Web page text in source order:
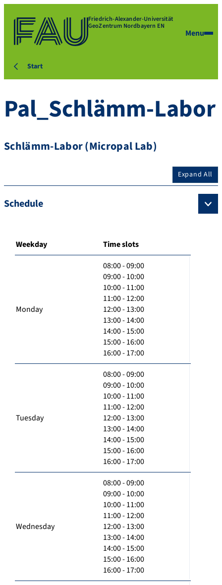
Friedrich-Alexander-Universität
GeoZentrum Nordbayern EN
Menu
Start
Pal_Schlämm-Labor
Schlämm-Labor (Micropal Lab)
Expand All
Schedule
Weekday Time slots
Monday
08:00 - 09:00
09:00 - 10:00
10:00 - 11:00
11:00 - 12:00
12:00 - 13:00
13:00 - 14:00
14:00 - 15:00
15:00 - 16:00
16:00 - 17:00
Tuesday
08:00 - 09:00
09:00 - 10:00
10:00 - 11:00
11:00 - 12:00
12:00 - 13:00
13:00 - 14:00
14:00 - 15:00
15:00 - 16:00
16:00 - 17:00
Wednesday
08:00 - 09:00
09:00 - 10:00
10:00 - 11:00
11:00 - 12:00
12:00 - 13:00
13:00 - 14:00
14:00 - 15:00
15:00 - 16:00
16:00 - 17:00